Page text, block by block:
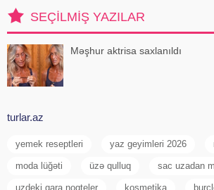
götürülmüş bioloji nümunələr
üzərində aparılan toksikoloji
SEÇILMIŞ YAZILAR
Məşhur aktrisa saxlanıldı
turlar.az
yemek reseptleri yaz geyimleri 2026
moda lüğəti üzə qulluq sac uzadan
uzdeki qara noqteler kosmetika